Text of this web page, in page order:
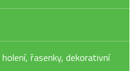
řasenky, dekorativní